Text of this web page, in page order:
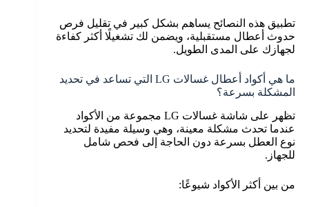
تطبيق هذه النصائح يساهم بشكل كبير في تقليل فرص
حدوث أعطال مستقبلية، ويضمن لك تشغيلًا أكثر كفاءة
لجهازك على المدى الطويل.
ما هي أكواد أعطال غسالات LG التي تساعد في تحديد
المشكلة بسرعة؟
تظهر على شاشة غسالات LG مجموعة من الأكواد
عندما تحدث مشكلة معينة، وهي وسيلة مفيدة لتحديد
نوع العطل بسرعة دون الحاجة إلى فحص شامل
للجهاز.
من بين أكثر الأكواد شيوعًا: